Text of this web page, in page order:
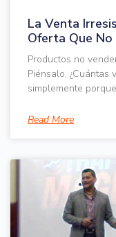
La Venta
Oferta Que No
Productos no
Piénsalo,
simplemente
Read More